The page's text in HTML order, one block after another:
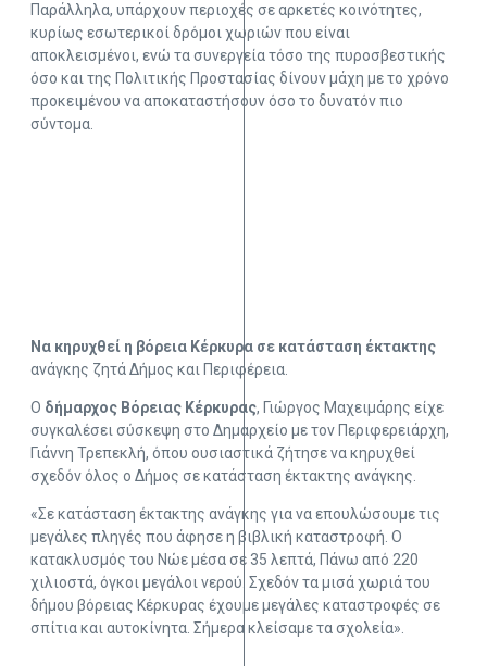
Παράλληλα, υπάρχουν περιοχές σε αρκετές κοινότητες,
κυρίως εσωτερικοί δρόμοι χωριών που είναι
αποκλεισμένοι, ενώ τα συνεργεία τόσο της πυροσβεστικής
όσο και της Πολιτικής Προστασίας δίνουν μάχη με το χρόνο
προκειμένου να αποκαταστήσουν όσο το δυνατόν πιο
σύντομα.
Να κηρυχθεί η βόρεια Κέρκυρα σε κατάσταση έκτακτης
ανάγκης ζητά Δήμος και Περιφέρεια.
Ο δήμαρχος Βόρειας Κέρκυρας, Γιώργος Μαχειμάρης είχε
συγκαλέσει σύσκεψη στο Δημαρχείο με τον Περιφερειάρχη,
Γιάννη Τρεπεκλή, όπου ουσιαστικά ζήτησε να κηρυχθεί
σχεδόν όλος ο Δήμος σε κατάσταση έκτακτης ανάγκης.
«Σε κατάσταση έκτακτης ανάγκης για να επουλώσουμε τις
μεγάλες πληγές που άφησε η βιβλική καταστροφή. Ο
κατακλυσμός του Νώε μέσα σε 35 λεπτά, Πάνω από 220
χιλιοστά, όγκοι μεγάλοι νερού. Σχεδόν τα μισά χωριά του
δήμου βόρειας Κέρκυρας έχουμε μεγάλες καταστροφές σε
σπίτια και αυτοκίνητα. Σήμερα κλείσαμε τα σχολεία».